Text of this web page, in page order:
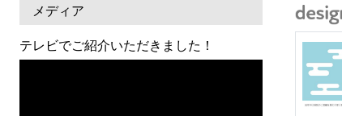
人物 暑中見舞い
日本地図 海
メディア
テレビでご紹介いただきました！